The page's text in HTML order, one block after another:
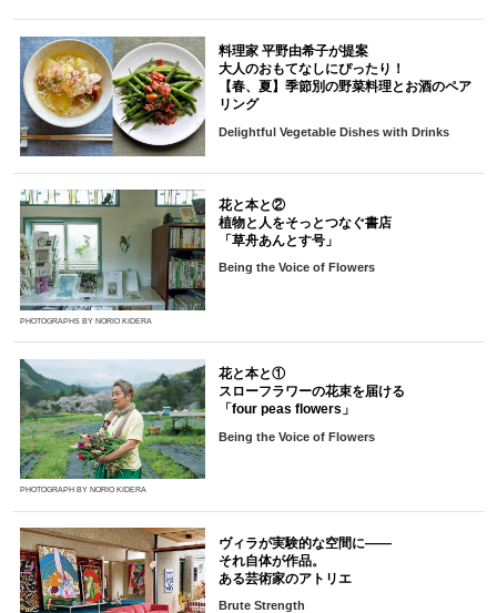
料理家 平野由希子が提案
大人のおもてなしにぴったり！
【春、夏】季節別の野菜料理とお酒のペア
リング
Delightful Vegetable Dishes with Drinks
PHOTOGRAPHS BY NORIO KIDERA
花と本と②
植物と人をそっとつなぐ書店
「草舟あんとす号」
Being the Voice of Flowers
PHOTOGRAPH BY NORIO KIDERA
花と本と①
スローフラワーの花束を届ける
「four peas flowers」
Being the Voice of Flowers
ヴィラが実験的な空間に――
それ自体が作品。
ある芸術家のアトリエ
Brute Strength